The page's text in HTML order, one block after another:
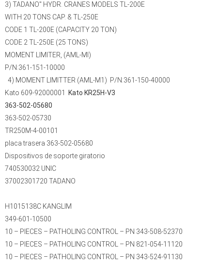
3) TADANO" HYDR. CRANES MODELS TL-200E
WITH 20 TONS CAP. & TL-250E
CODE 1 TL-200E (CAPACITY 20 TON)
CODE 2 TL-250E (25 TONS)
MOMENT LIMITER, (AML-MI)
P/N:361-151-10000
4) MOMENT LIMITTER (AML-M1) P/N:361-150-40000
Kato 609-92000001
Kato KR25H-V3
363-502-05680
363-502-05730
TR250M-4-00101
placa trasera 363-502-05680
Dispositivos de soporte giratorio
740530032 UNIC
37002301720 TADANO
H1015138C KANGLIM
349-601-10500
10 – PIECES – PATHOLING CONTROL – PN 343-508-52370
10 – PIECES – PATHOLING CONTROL – PN 821-054-11120
10 – PIECES – PATHOLING CONTROL – PN 343-524-91130